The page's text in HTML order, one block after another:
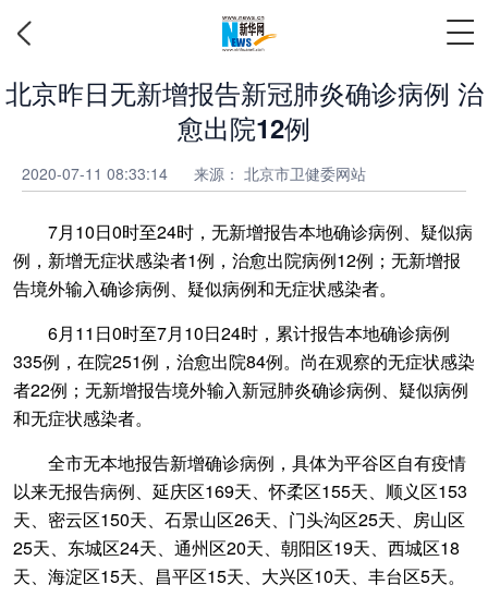
北京昨日无新增报告新冠肺炎确诊病例 治
愈出院12例
2020-07-11 08:33:14 来源： 北京市卫健委网站
7月10日0时至24时，无新增报告本地确诊病例、疑似病
例，新增无症状感染者1例，治愈出院病例12例；无新增报
告境外输入确诊病例、疑似病例和无症状感染者。
6月11日0时至7月10日24时，累计报告本地确诊病例
335例，在院251例，治愈出院84例。尚在观察的无症状感染
者22例；无新增报告境外输入新冠肺炎确诊病例、疑似病例
和无症状感染者。
全市无本地报告新增确诊病例，具体为平谷区自有疫情
以来无报告病例、延庆区169天、怀柔区155天、顺义区153
天、密云区150天、石景山区26天、门头沟区25天、房山区
25天、东城区24天、通州区20天、朝阳区19天、西城区18
天、海淀区15天、昌平区15天、大兴区10天、丰台区5天。